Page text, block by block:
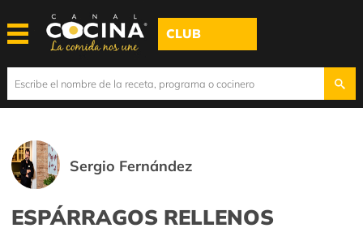
CLUB
Sergio Fernández
ESPÁRRAGOS RELLENOS